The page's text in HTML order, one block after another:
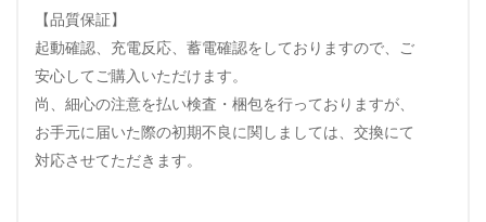
【品質保証】
起動確認、充電反応、蓄電確認をしておりますので、ご
安心してご購入いただけます。
尚、細心の注意を払い検査・梱包を行っておりますが、
お手元に届いた際の初期不良に関しましては、交換にて
対応させてただきます。